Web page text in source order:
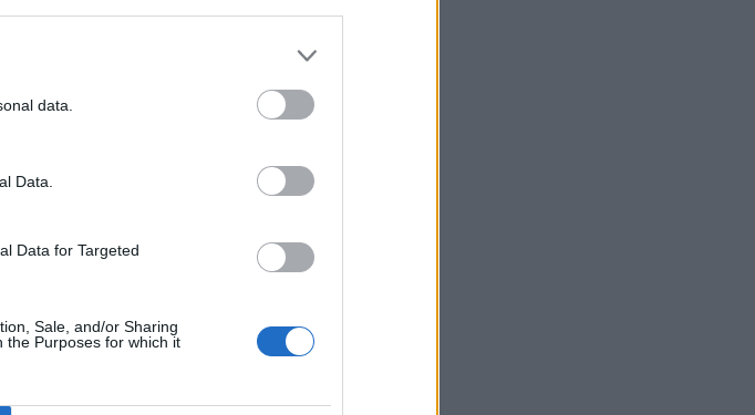
data.
Data.
Data for Targeted
Sale, and/or Sharing
the Purposes for which it